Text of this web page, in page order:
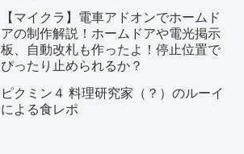
【マイクラ】電車アドオンでホームド
アの制作解説！ホームドアや電光掲示
板、自動改札も作ったよ！停止位置で
ぴったり止められるか？
ピクミン４ 料理研究家（？）のルーイ
による食レポ